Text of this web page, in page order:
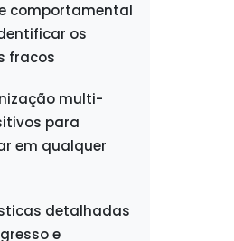
comportamental
os
fracos
multi-
para
em qualquer
detalhadas
e